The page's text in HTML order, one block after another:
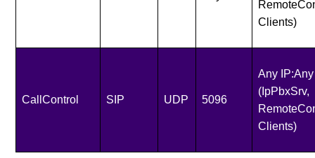
Clients)
CallControl SIP UDP 5096
Any
(IpPbxSrv,
Clients)